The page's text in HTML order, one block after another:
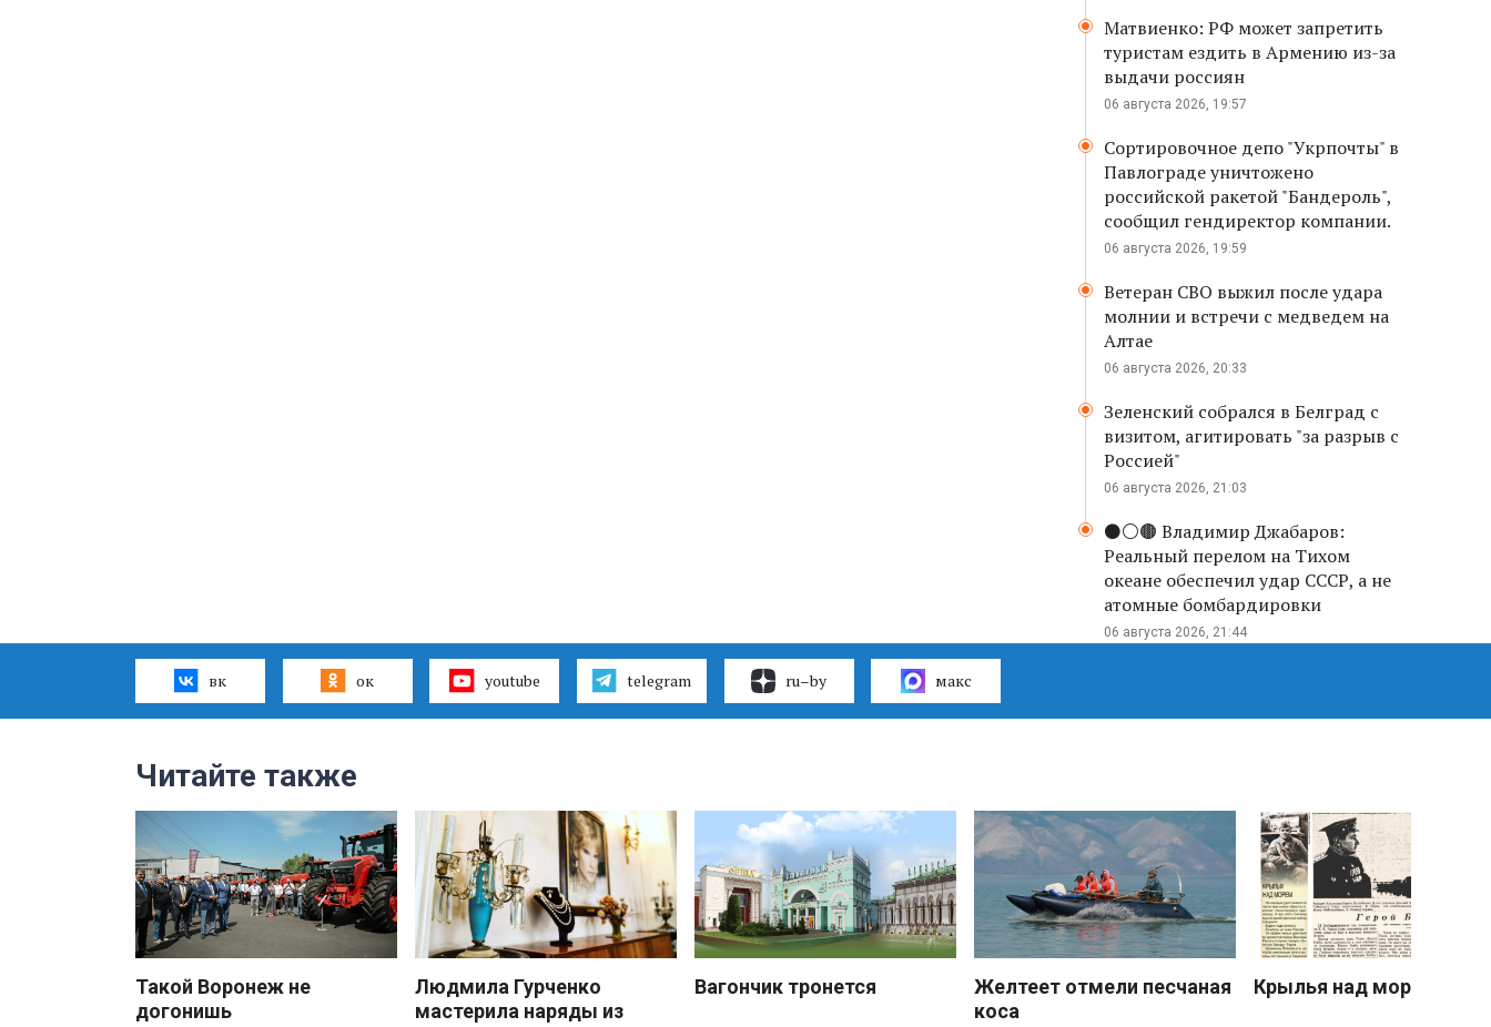
Матвиенко: РФ может запретить
туристам ездить в Армению из-за
выдачи россиян
06 августа 2026, 19:57
Сортировочное депо "Укрпочты" в
Павлограде уничтожено
российской ракетой "Бандероль",
сообщил гендиректор компании.
06 августа 2026, 19:59
Ветеран СВО выжил после удара
молнии и встречи с медведем на
Алтае
06 августа 2026, 20:33
Зеленский собрался в Белград с
визитом, агитировать "за разрыв с
Россией"
06 августа 2026, 21:03
⚫️⚪️🟤 Владимир Джабаров:
Реальный перелом на Тихом
океане обеспечил удар СССР, а не
атомные бомбардировки
06 августа 2026, 21:44
вк ок youtube telegram ru–by макс
Читайте также
Такой Воронеж не
догонишь
Людмила Гурченко
мастерила наряды из
Вагончик тронется
Желтеет отмели песчаная
коса
Крылья над морем